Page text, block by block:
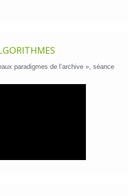
paradigmes de l’archive », séance